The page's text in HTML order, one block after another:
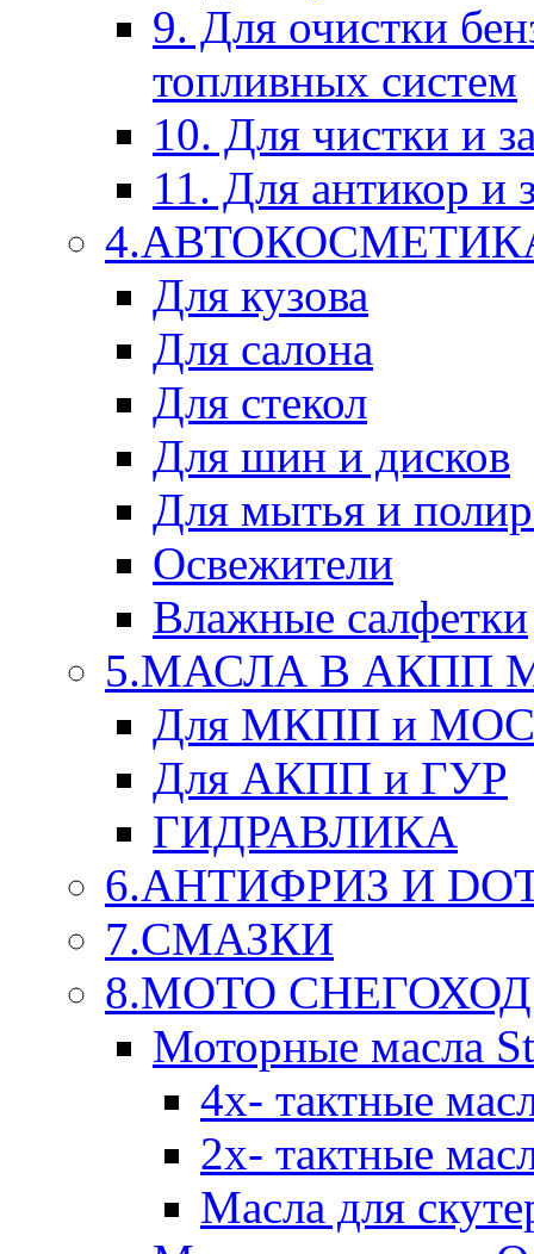
9. Для очистки
топливных систем
10. Для чистки и
11. Для антикор и
Для кузова
Для салона
Для стекол
Для шин и дисков
Для мытья и
Освежители
Влажные салфетки
5.МАСЛА В АКПП
Для МКПП и
Для АКПП и ГУР
ГИДРАВЛИКА
6.АНТИФРИЗ И
7.СМАЗКИ
8.МОТО
Моторные масла
4х- тактные
2х- тактные
Масла для